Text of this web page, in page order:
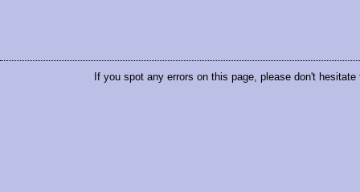
If you spot any errors on this page, please don't